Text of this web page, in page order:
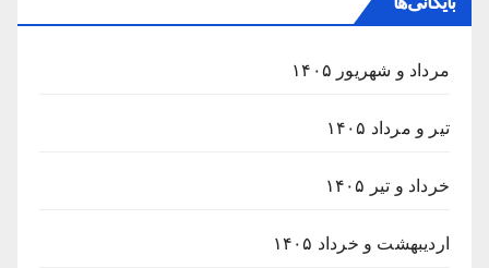
مرداد و شهریور ۱۴۰۵
تیر و مرداد ۱۴۰۵
خرداد و تیر ۱۴۰۵
اردیبهشت و خرداد ۱۴۰۵